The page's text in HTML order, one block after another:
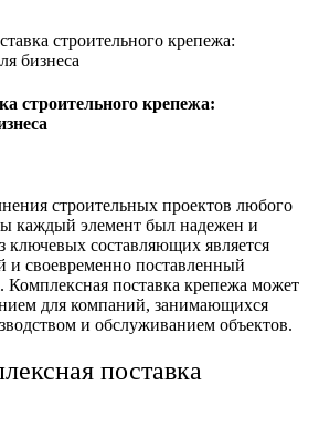
строительного крепежа:
бизнеса
строительного крепежа:
строительных проектов любого
каждый элемент был надежен и
ключевых составляющих является
своевременно поставленный
Комплексная поставка крепежа может
для компаний, занимающихся
и обслуживанием объектов.
поставка